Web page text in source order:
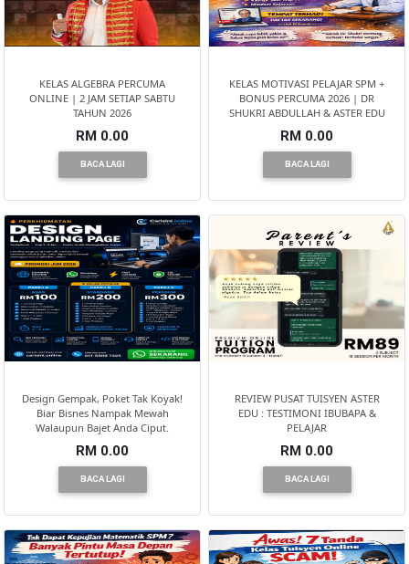
KELAS ALGEBRA PERCUMA
ONLINE | 2 JAM SETIAP SABTU
TAHUN 2026
RM 0.00
BACA LAGI
KELAS MOTIVASI PELAJAR SPM +
BONUS PERCUMA 2026 | DR
SHUKRI ABDULLAH & ASTER EDU
RM 0.00
BACA LAGI
Design Gempak, Poket Tak Koyak!
Biar Bisnes Nampak Mewah
Walaupun Bajet Anda Ciput.
RM 0.00
BACA LAGI
REVIEW PUSAT TUISYEN ASTER
EDU : TESTIMONI IBUBAPA &
PELAJAR
RM 0.00
BACA LAGI
TERENGGANU(12)
SARAWAK(2)
JOHOR(8)
MELAKA(53)
PENANG(2)
LUMPUR(16)